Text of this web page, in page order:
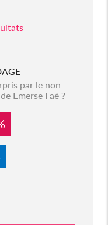
par le non-
Emerse Faé ?